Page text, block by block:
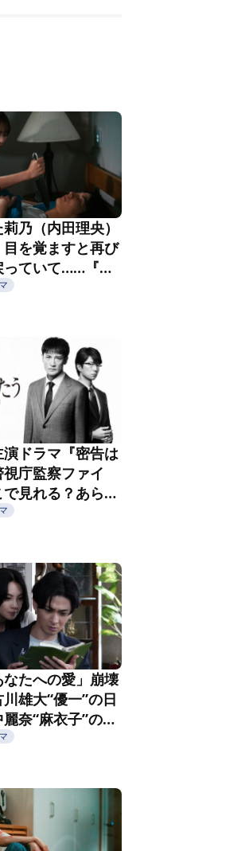
乃（内田理央）
を覚ますと再び
っていて……『夫
なのに』第2話
ドラマ『密告は
庁監察ファイ
見れる？あらす
・配信視聴方法
なたへの愛」崩壊
雄大“優一”の日
奈“麻衣子”の不
『親愛なる夫へ